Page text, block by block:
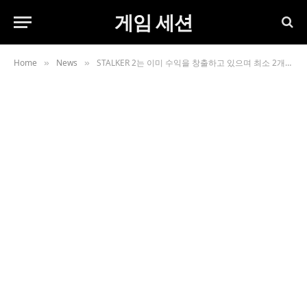
게임 세션
Home » News » STALKER 2는 이미 수익을 창출하고 있으며 최소 2개의 DLC를 받게 됩니다.